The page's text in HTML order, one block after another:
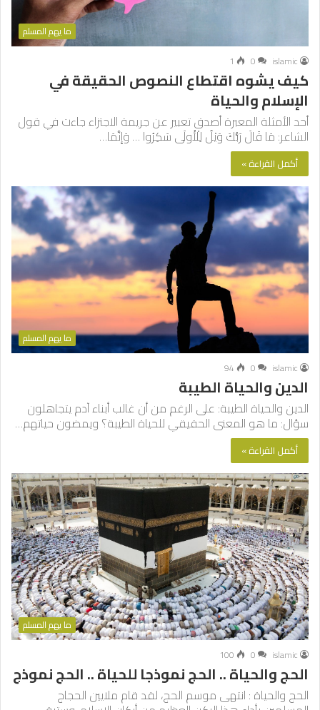
ما يهم المسلم
islamic
0
1
كيف يشوه اقتطاع النصوص الحقيقة في
الإسلام والحياة
أحد الأمثلة المعبرة أصدق تعبير عن جريمة الاجتزاء جاءت في قول
الشاعر: مَا قَالَ رَبُّكَ ‌وَيْلٌ ‌لِلْأُولَى ‌سَكِرُوا … وَإِنَّمَا…
أكمل القراءة »
ما يهم المسلم
islamic
0
94
الدين والحياة الطيبة
الدين والحياة الطيبة: على الرغم من أن غالب أبناء آدم يتجاهلون
سؤال: ما هو المعنى الحقيقي للحياة الطيبة؟ ويمضون حياتهم…
أكمل القراءة »
ما يهم المسلم
islamic
0
100
الحج والحياة .. الحج نموذجا للحياة .. الحج نموذج
الحج والحياة : انتهى موسم الحج، لقد قام ملايين الحجاج